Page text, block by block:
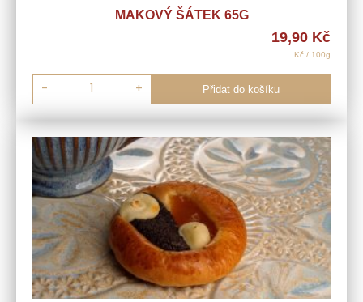
MAKOVÝ ŠÁTEK 65G
19,90 Kč
Kč / 100g
- + Přidat do košíku